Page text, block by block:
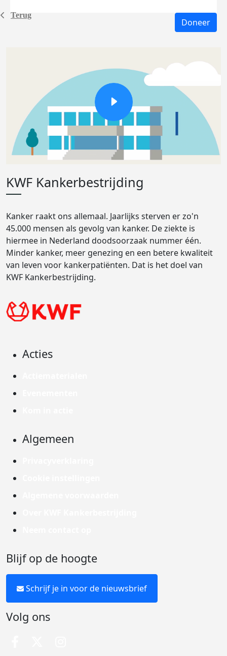
Terug
Doneer
KWF Kankerbestrijding
Kanker raakt ons allemaal. Jaarlijks sterven er zo'n
45.000 mensen als gevolg van kanker. De ziekte is
hiermee in Nederland doodsoorzaak nummer één.
Minder kanker, meer genezing en een betere kwaliteit
van leven voor kankerpatiënten. Dat is het doel van
KWF Kankerbestrijding.
Acties
Algemeen
Blijf op de hoogte
Schrijf je in voor de nieuwsbrief
Volg ons